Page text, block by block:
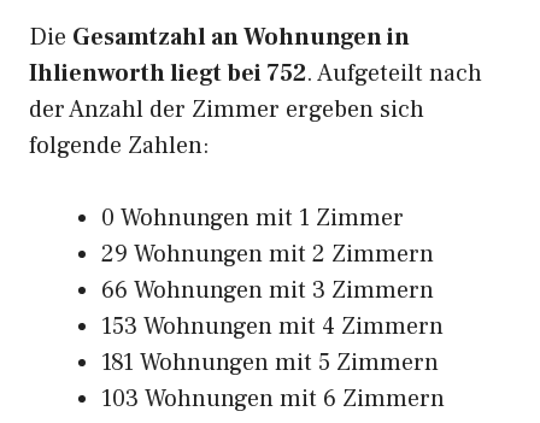
Die Gesamtzahl an Wohnungen in
Ihlienworth liegt bei 752. Aufgeteilt nach
der Anzahl der Zimmer ergeben sich
folgende Zahlen:
0 Wohnungen mit 1 Zimmer
29 Wohnungen mit 2 Zimmern
66 Wohnungen mit 3 Zimmern
153 Wohnungen mit 4 Zimmern
181 Wohnungen mit 5 Zimmern
103 Wohnungen mit 6 Zimmern